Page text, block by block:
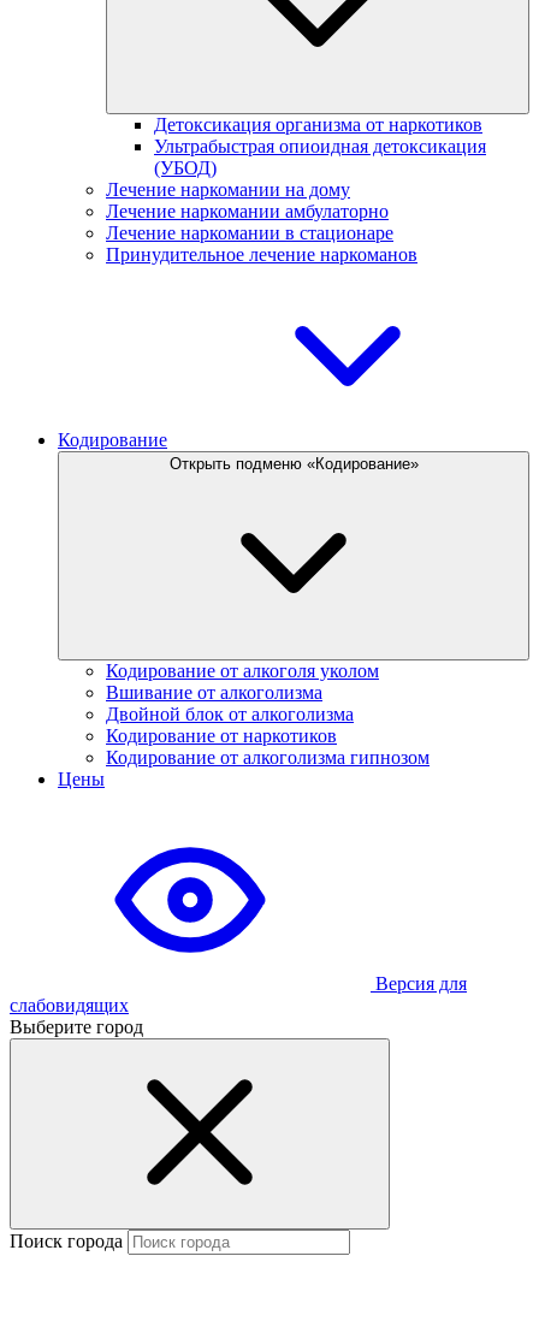
Детоксикация организма от наркотиков
Ультрабыстрая опиоидная детоксикация
(УБОД)
Лечение наркомании на дому
Лечение наркомании амбулаторно
Лечение наркомании в стационаре
Принудительное лечение наркоманов
Кодирование
Открыть подменю «Кодирование»
Кодирование от алкоголя уколом
Вшивание от алкоголизма
Двойной блок от алкоголизма
Кодирование от наркотиков
Кодирование от алкоголизма гипнозом
Цены
Версия для
слабовидящих
Выберите город
Поиск города